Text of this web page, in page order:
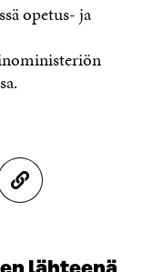
opetus- ja
K
O
I